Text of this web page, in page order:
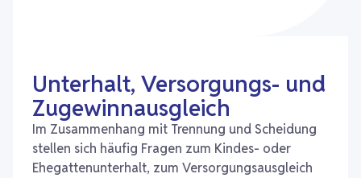
Unterhalt, Versorgungs- und
Zugewinnausgleich
Im Zusammenhang mit Trennung und Scheidung
stellen sich häufig Fragen zum Kindes- oder
Ehegattenunterhalt, zum Versorgungsausgleich